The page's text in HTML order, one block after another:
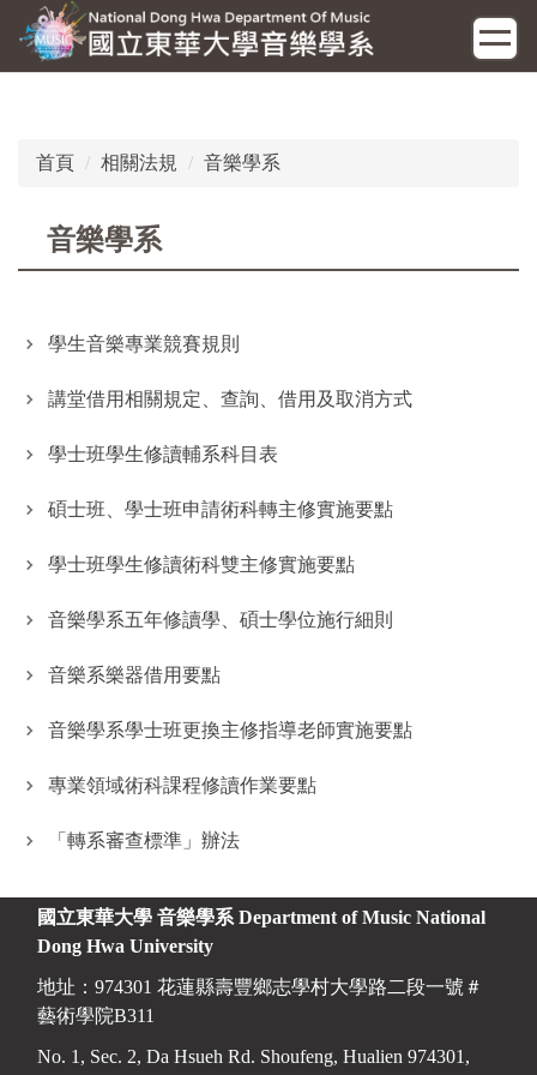
到
主
首頁 相關法規 音樂學系
音樂學系
學生音樂專業競賽規則
講堂借用相關規定、查詢、借用及取消方式
學士班學生修讀輔系科目表
碩士班、學士班申請術科轉主修實施要點
學士班學生修讀術科雙主修實施要點
音樂學系五年修讀學、碩士學位施行細則
音樂系樂器借用要點
音樂學系學士班更換主修指導老師實施要點
專業領域術科課程修讀作業要點
「轉系審查標準」辦法
國立東華大學 音樂學系 Department of Music National
Dong Hwa University
地址：974301 花蓮縣壽豐鄉志學村大學路二段一號＃
藝術學院B311
No. 1, Sec. 2, Da Hsueh Rd. Shoufeng, Hualien 974301,